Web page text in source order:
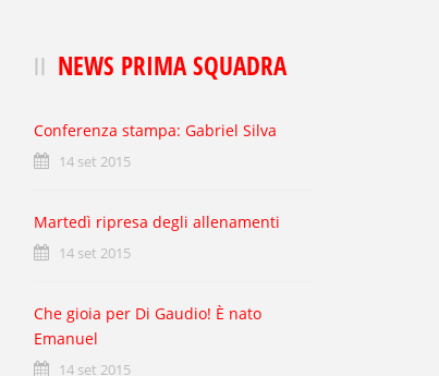
NEWS PRIMA SQUADRA
Conferenza stampa: Gabriel Silva
14 set 2015
Martedì ripresa degli allenamenti
14 set 2015
Che gioia per Di Gaudio! È nato
Emanuel
14 set 2015